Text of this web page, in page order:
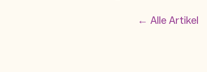
← Alle Artikel